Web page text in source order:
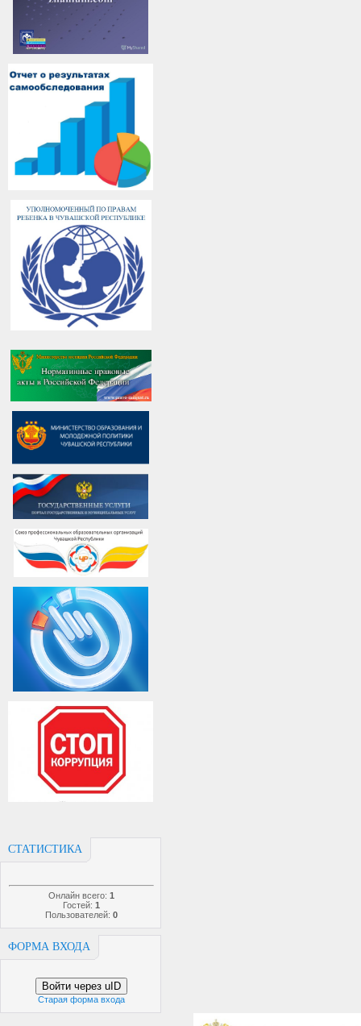
СТАТИСТИКА
Онлайн всего: 1
Гостей: 1
Пользователей: 0
ФОРМА ВХОДА
Войти через uID
Старая форма входа